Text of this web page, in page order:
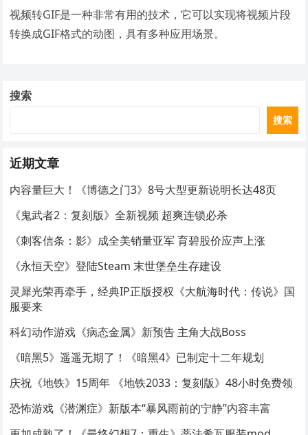
视频转GIF是一种非常有用的技术，它可以实现将视频片段
转换成GIF格式的动图，具有多种应用场景。
搜索
搜索
近期文章
内容量巨大！《博德之门3》8号大型更新说明长达48页
《鬼武者2：复刻版》全新视频 超爽连锁必杀
《刺客信条：影》成全美销量亚军 育碧股价应声上涨
《永恒天空》登陆Steam 末世堡垒生存建设
灵犀光荣再牵手，经典IP正版授权《大航海时代：传说》国
服要来
科幻动作游戏《病态金属》新预告 主角大战Boss
《暗黑5》遥遥无期了！《暗黑4》已制定十二年规划
庆祝《地铁》15周年 《地铁2033：复刻版》48小时免费领
恐怖游戏《潜渊症》新版本“暴风雨前的宁静”内容丰富